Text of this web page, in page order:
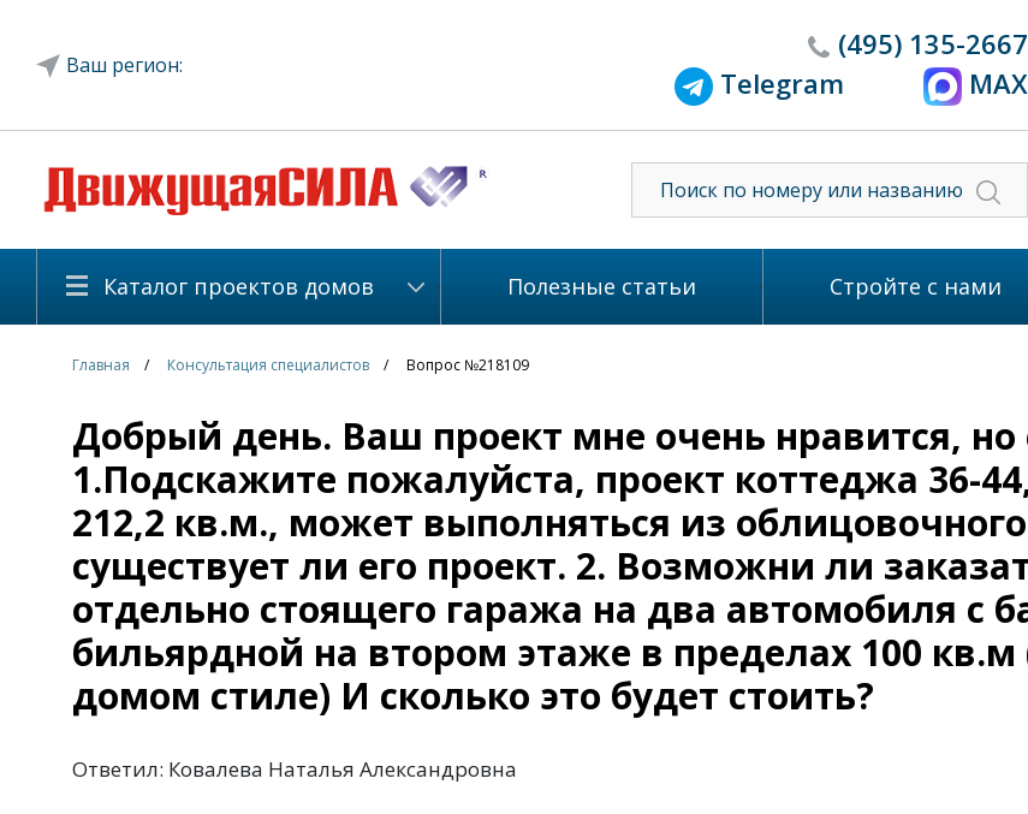
Ваш регион:
(495) 135-2667
Telegram
MAX
Каталог проектов домов Полезные статьи Стройте с нами
Главная Консультация специалистов Вопрос №218109
Добрый день. Ваш проект мне очень нравится, но
1.Подскажите пожалуйста, проект коттеджа 36-
212,2 кв.м., может выполняться из
существует ли его проект. 2. Возможни ли
отдельно стоящего гаража на два автомобиля с
бильярдной на втором этаже в пределах 100
домом стиле) И сколько это будет стоить?
Ответил: Ковалева Наталья Александровна